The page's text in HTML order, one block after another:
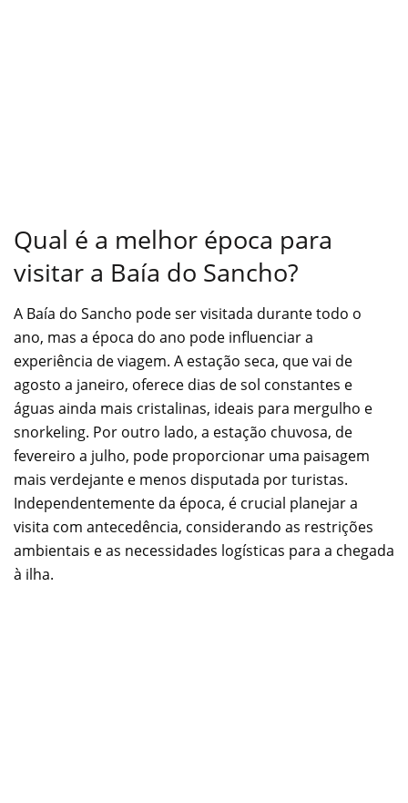
Qual é a melhor época para
visitar a Baía do Sancho?
A Baía do Sancho pode ser visitada durante todo o
ano, mas a época do ano pode influenciar a
experiência de viagem. A estação seca, que vai de
agosto a janeiro, oferece dias de sol constantes e
águas ainda mais cristalinas, ideais para mergulho e
snorkeling. Por outro lado, a estação chuvosa, de
fevereiro a julho, pode proporcionar uma paisagem
mais verdejante e menos disputada por turistas.
Independentemente da época, é crucial planejar a
visita com antecedência, considerando as restrições
ambientais e as necessidades logísticas para a chegada
à ilha.